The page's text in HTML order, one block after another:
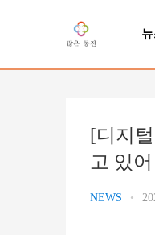
[디지
고 있어
NEWS •